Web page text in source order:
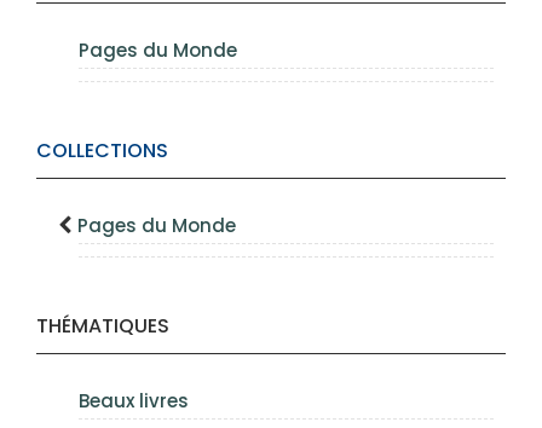
Pages du Monde
COLLECTIONS
Pages du Monde
THÉMATIQUES
Beaux livres